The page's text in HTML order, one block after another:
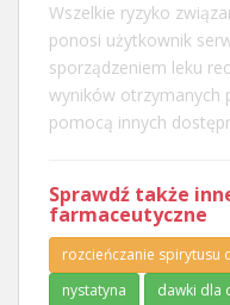
Wszelkie ryzyko
ponosi użytkownik
sporządzeniem leku
wyników otrzymanych
pomocą innych
Sprawdź także
farmaceutyczne
rozcieńczanie spirytusu
nystatyna
dawki dla